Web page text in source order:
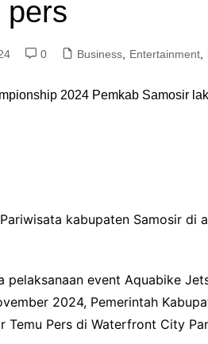
pers
0 Business, Entertainment,
kabupaten Samosir di
pelaksanaan event Aquabike
2024, Pemerintah
Pers di Waterfront City